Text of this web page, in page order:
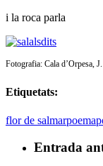
i la roca parla
Fotografia: Cala d’Orpesa, J.
Etiquetats:
flor de salmarpoema
Entrada